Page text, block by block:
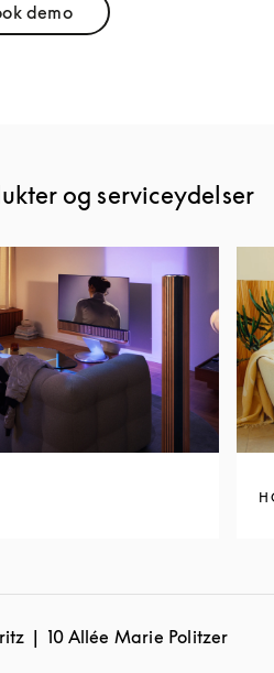
demo
Link Opens in New Tab
og serviceydelser
10 Allée Marie Politzer